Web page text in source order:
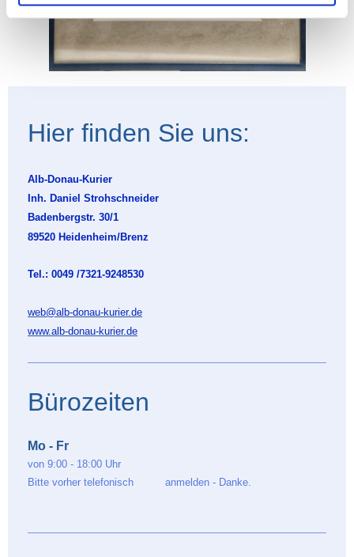
Hier finden Sie uns:
Alb-Donau-Kurier
Inh. Daniel Strohschneider
Badenbergstr. 30/1
89520 Heidenheim/Brenz
Tel.: 0049 /7321-9248530
web@alb-donau-kurier.de
www.alb-donau-kurier.de
Bürozeiten
Mo - Fr
von 9:00 - 18:00 Uhr
Bitte vorher telefonisch anmelden - Danke.